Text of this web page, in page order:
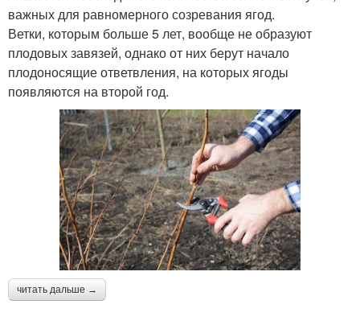
важных для равномерного созревания ягод.
Ветки, которым больше 5 лет, вообще не образуют
плодовых завязей, однако от них берут начало
плодоносящие ответвления, на которых ягоды
появляются на второй год.
читать дальше →